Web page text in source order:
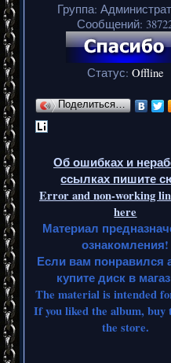
Группа:
Сообщений:
Статус: Offline
Поделиться…
Об ошибках и
ссылках пишите
Error and non-working
here
Материал
ознакомления!
Если вам понравился
купите диск в
The material is intended
If you liked the album, buy
the store.